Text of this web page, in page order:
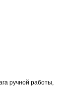
ручной работы,